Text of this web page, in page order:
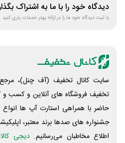
دیدگاه خود را با ما به اشتراک
با ثبت دیدگاه خود ما را در ارائه بهتر خدمات یاری کنید
سایت کانال تخفیف (آف چنل)،
تخفیف فروشگاه های آنلاین و کسب و‌
حاضر با همراهی استارت آپ ها
جشنواره های صدها برند معتبر،
اطلاع مخاطبان می‌رسانیم. دیجی کالا